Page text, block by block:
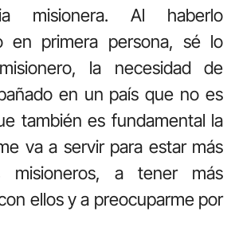
misionera. Al haberlo
en primera persona, sé lo
la necesidad de
en un país que no es
también es fundamental la
va a servir para estar más
a tener más
ellos y a preocuparme por